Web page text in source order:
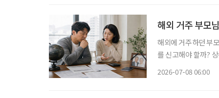
해외 거주 부모
해외에 거주하던 부
를 신고해야 할까?
2026-07-08 06:00